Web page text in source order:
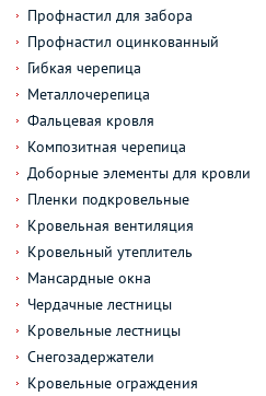
Профнастил для забора
Профнастил оцинкованный
Гибкая черепица
Металлочерепица
Фальцевая кровля
Композитная черепица
Доборные элементы для кровли
Пленки подкровельные
Кровельная вентиляция
Кровельный утеплитель
Мансардные окна
Чердачные лестницы
Кровельные лестницы
Снегозадержатели
Кровельные ограждения